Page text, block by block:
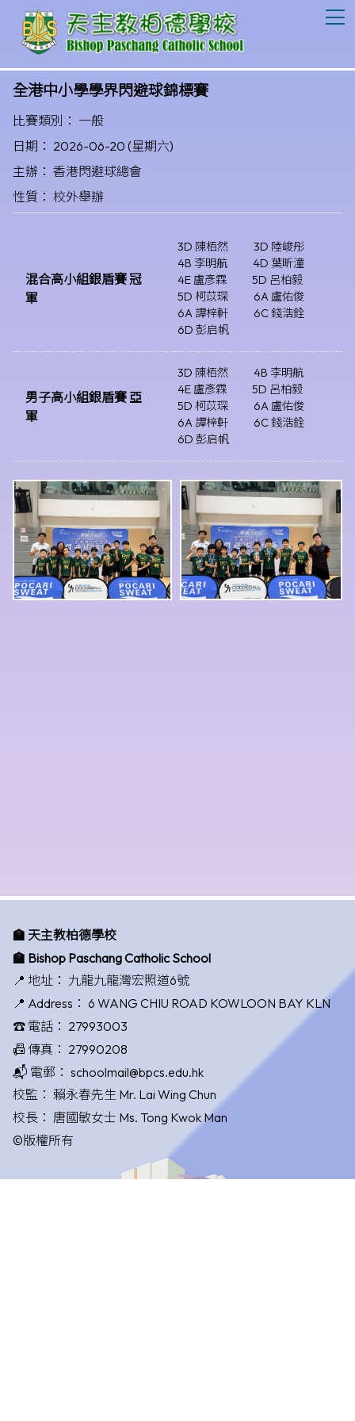
全港中小學學界閃避球錦標賽
比賽類別： 一般
日期： 2026-06-20 (星期六)
主辦： 香港閃避球總會
性質： 校外舉辦
混合高小組銀盾賽 冠
軍
3D 陳栢然
3D 陸峻彤
4B 李明航
4D 葉昕潼
4E 盧彥霖
5D 呂柏毅
5D 柯苡琛
6A 盧佑俊
6A 譚梓軒
6C 錢浩銓
6D 彭启帆
男子高小組銀盾賽 亞
軍
3D 陳栢然
4B 李明航
4E 盧彥霖
5D 呂柏毅
5D 柯苡琛
6A 盧佑俊
6A 譚梓軒
6C 錢浩銓
6D 彭启帆
🏫 天主教柏德學校
🏫 Bishop Paschang Catholic School
📍 地址： 九龍九龍灣宏照道6號
📍 Address： 6 WANG CHIU ROAD KOWLOON BAY KLN
☎️ 電話： 27993003
📠 傳真： 27990208
📬 電郵： schoolmail@bpcs.edu.hk
校監： 賴永春先生 Mr. Lai Wing Chun
校長： 唐國敏女士 Ms. Tong Kwok Man
©版權所有